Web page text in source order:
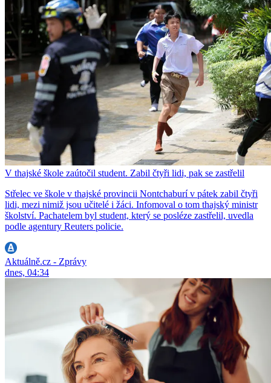
V thajské škole zaútočil student. Zabil čtyři lidi, pak se zastřelil
Střelec ve škole v thajské provincii Nontchaburí v pátek zabil čtyři
lidi, mezi nimiž jsou učitelé i žáci. Infomoval o tom thajský ministr
školství. Pachatelem byl student, který se posléze zastřelil, uvedla
podle agentury Reuters policie.
Aktuálně.cz - Zprávy
dnes, 04:34